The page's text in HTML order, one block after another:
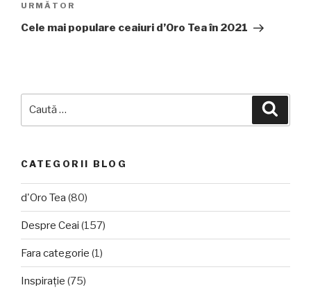
Articolul
următor
URMĂTOR
Cele mai populare ceaiuri d’Oro Tea în 2021
CATEGORII BLOG
d'Oro Tea (80)
Despre Ceai (157)
Fara categorie (1)
Inspirație (75)